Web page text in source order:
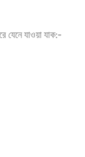
যেনে যাওয়া যাক:-